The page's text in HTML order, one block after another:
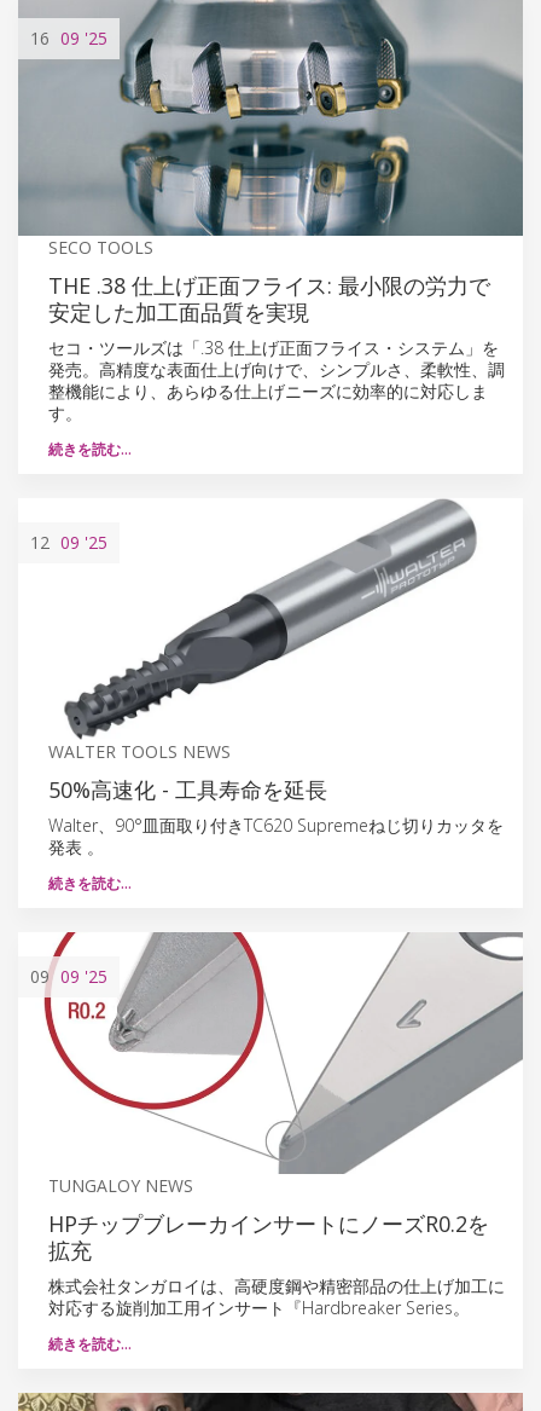
16 09 '25
SECO TOOLS
THE .38 仕上げ正面フライス: 最小限の労力で
安定した加工面品質を実現
セコ・ツールズは「.38 仕上げ正面フライス・システム」を
発売。高精度な表面仕上げ向けで、シンプルさ、柔軟性、調
整機能により、あらゆる仕上げニーズに効率的に対応しま
す。
続きを読む…
12 09 '25
WALTER TOOLS NEWS
50%高速化 - 工具寿命を延長
Walter、90°皿面取り付きTC620 Supremeねじ切りカッタを
発表 。
続きを読む…
09 09 '25
TUNGALOY NEWS
HPチップブレーカインサートにノーズR0.2を
拡充
株式会社タンガロイは、高硬度鋼や精密部品の仕上げ加工に
対応する旋削加工用インサート『Hardbreaker Series。
続きを読む…